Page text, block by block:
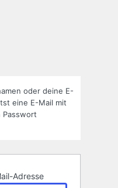
oder deine E-
eine E-Mail mit
Adresse